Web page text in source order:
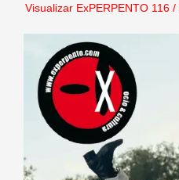
Visualizar ExPERPENTO 116/